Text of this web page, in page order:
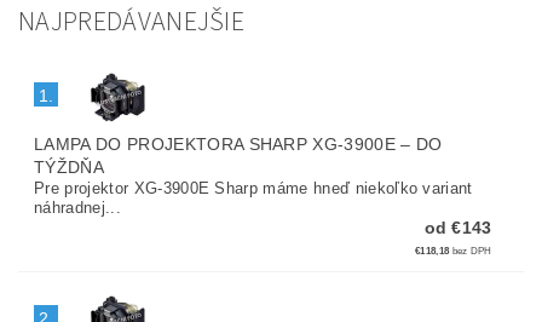
NAJPREDÁVANEJŠIE
1.
LAMPA DO PROJEKTORA SHARP XG-3900E– DO
TÝŽDŇA
Pre projektor XG-3900E Sharp máme hneď niekoľko variant
náhradnej...
od €143
€118,18 bez DPH